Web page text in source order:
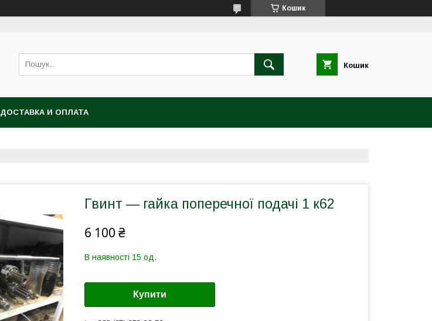
Кошик
Кошик
ДОСТАВКА И ОПЛАТА
Гвинт — гайка поперечної подачі 1 к62
6 100 ₴
В наявності 15 од.
Купити